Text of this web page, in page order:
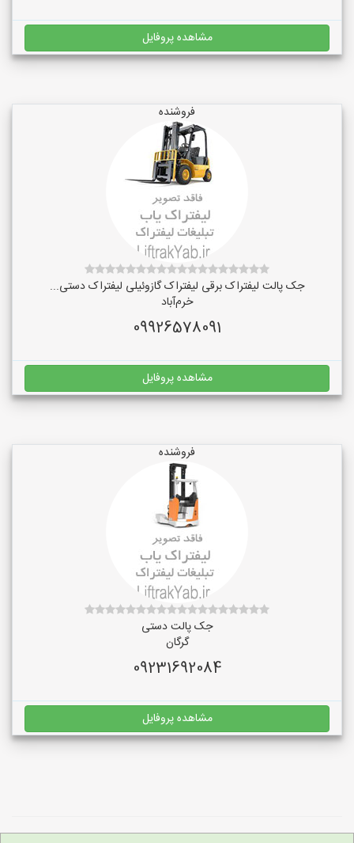
مشاهده پروفایل
فروشنده
جک پالت لیفتراک برقی لیفتراک گازوئیلی لیفتراک دستی...
خرم‌آباد
09926578091
مشاهده پروفایل
فروشنده
جک پالت دستی
گرگان
09231692084
مشاهده پروفایل